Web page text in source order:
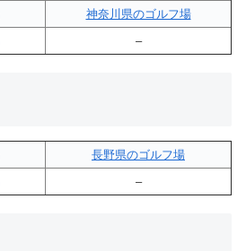
神奈川県のゴルフ場
–
長野県のゴルフ場
–